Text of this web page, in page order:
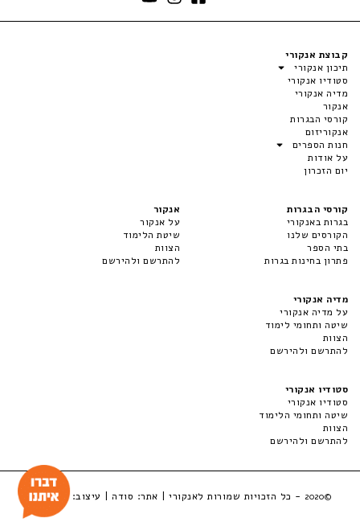
קבוצת אנקורי
תיכון אנקורי
סטודיו אנקורי
מדיה אנקורי
אנקור
קורסי הבגרות
אנקוריזום
חנות הספרים
על אודות
יום הזכרון
קורסי הבגרות
בגרות באנקורי
הקורסים שלנו
בתי הספר
פתרון בחינות בגרות
אנקור
על אנקור
שיטת הלימוד
הצוות
להתרשם ולהירשם
מדיה אנקורי
על מדיה אנקורי
שיטה ותחומי לימוד
הצוות
להתרשם ולהירשם
סטודיו אנקורי
סטודיו אנקורי
שיטה ותחומי הלימוד
הצוות
להתרשם ולהירשם
©2020 - כל הזכויות שמורות לאנקורי | אתר: סודה| עיצוב:LuckyBox